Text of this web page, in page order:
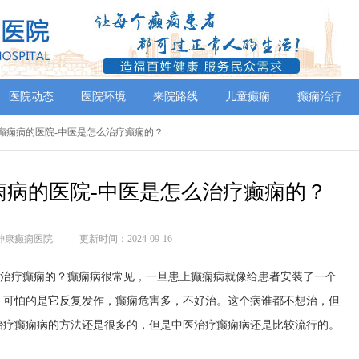
医院动态 医院环境 来院路线 儿童癫痫 癫痫治疗
病的医院-中医是怎么治疗癫痫的？
的医院-中医是怎么治疗癫痫的？
康癫痫医院 更新时间：2024-09-16
疗癫痫的？癫痫病很常见，一旦患上癫痫病就像给患者安装了一个
怕的是它反复发作，癫痫危害多，不好治。这个病谁都不想治，但
癫痫病的方法还是很多的，但是中医治疗癫痫病还是比较流行的。